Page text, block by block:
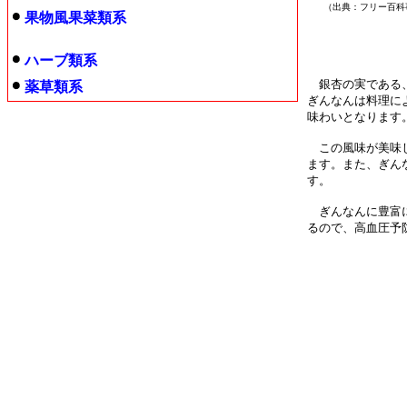
（出典：フリー百
銀杏の実である
ぎんなんは料理
味わいとなります
この風味が美味
ます。また、ぎ
す。
ぎんなんに豊富
るので、高血圧予
果物風果菜類系
ハーブ類系
薬草類系